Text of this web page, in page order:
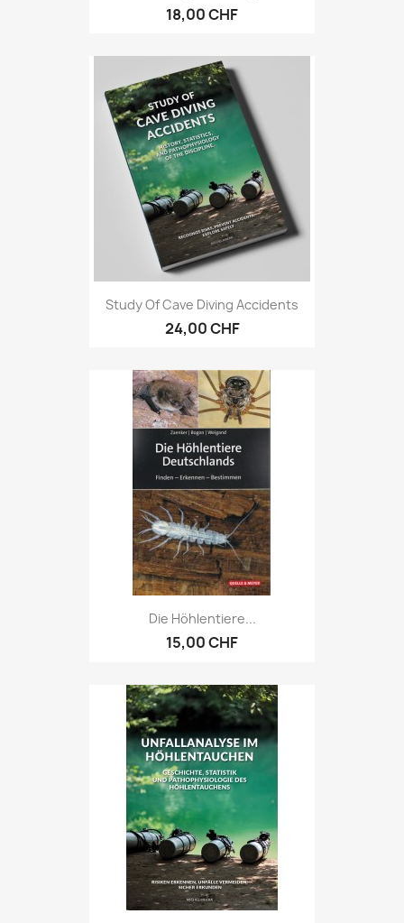
18,00 CHF
Study Of Cave Diving Accidents
24,00 CHF
Die Höhlentiere...
15,00 CHF